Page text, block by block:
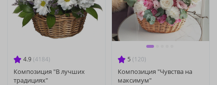
4.9 (4184)
Композиция "В лучших
традициях"
5 (120)
Композиция "Чувства на
максимум"